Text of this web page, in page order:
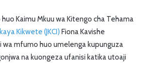
Kaimu Mkuu wa Kitengo cha Tehama
Kikwete (JKCI) Fiona Kavishe
wa mfumo huo umelenga kupunguza
na kuongeza ufanisi katika utoaji